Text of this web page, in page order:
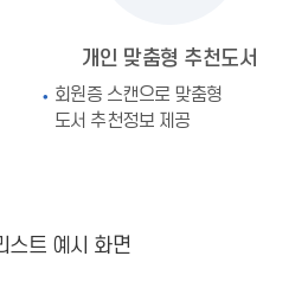
개인 맞춤형 추천도서
회원증 스캔으로 맞춤형
도서 추천정보 제공
스트 예시 화면